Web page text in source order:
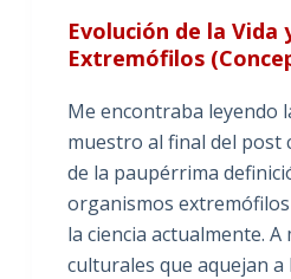
Evolución de la Vida
Extremófilos
Me encontraba leyendo
muestro al final del post
de la paupérrima
organismos
la ciencia actualmente.
culturales que aquejan